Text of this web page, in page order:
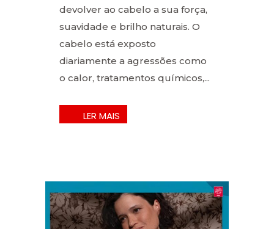
devolver ao cabelo a sua força,
suavidade e brilho naturais. O
cabelo está exposto
diariamente a agressões como
o calor, tratamentos químicos,...